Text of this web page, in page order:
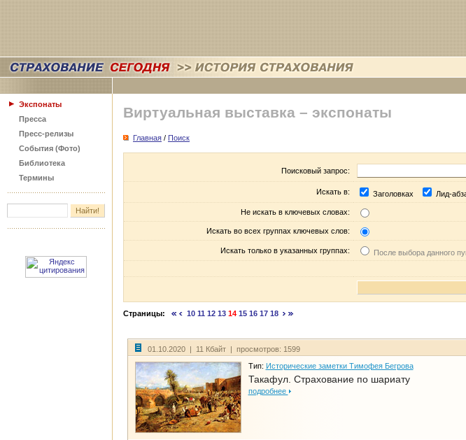
Экспонаты
Пресса
Пресс-релизы
События (Фото)
Библиотека
Термины
Виртуальная выставка – экспонаты
Главная / Поиск
Поисковый запрос:
Искать в: Заголовках Лид-
Не искать в ключевых словах:
Искать во всех группах ключевых слов:
Искать только в указанных группах: После выбора данного
Страницы: 10 11 12 13 14 15 16 17 18
01.10.2020 | 11 Кбайт | просмотров: 1599
Тип: Исторические заметки Тимофея Бегрова
Такафул. Страхование по шариату
подробнее